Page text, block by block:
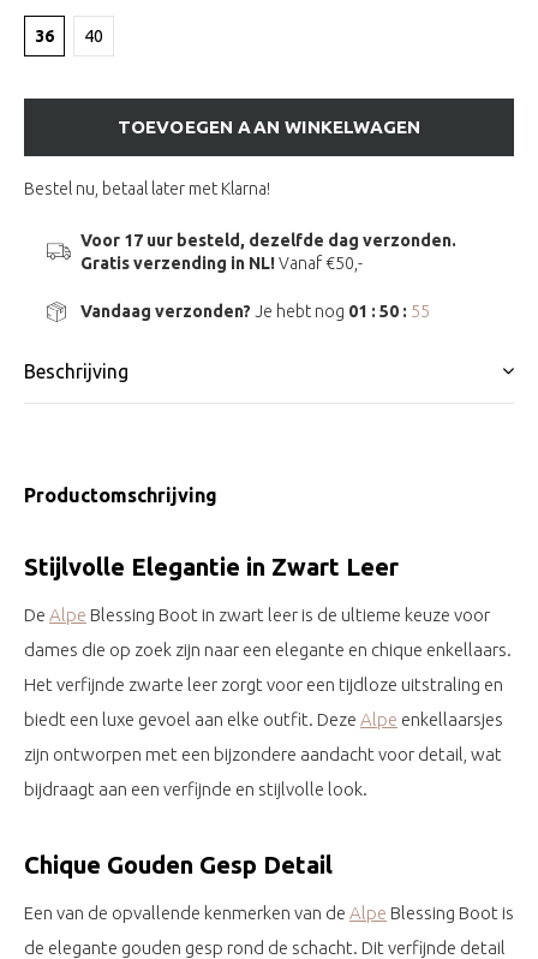
36 40
TOEVOEGEN AAN WINKELWAGEN
Bestel nu, betaal later met Klarna!
Voor 17 uur besteld, dezelfde dag verzonden.
Gratis verzending in NL!Vanaf €50,-
Vandaag verzonden? Je hebt nog 01 : 50 : 54
Beschrijving
Productomschrijving
Stijlvolle Elegantie in Zwart Leer
De Alpe Blessing Boot in zwart leer is de ultieme keuze voor
dames die op zoek zijn naar een elegante en chique enkellaars.
Het verfijnde zwarte leer zorgt voor een tijdloze uitstraling en
biedt een luxe gevoel aan elke outfit. Deze Alpe enkellaarsjes
zijn ontworpen met een bijzondere aandacht voor detail, wat
bijdraagt aan een verfijnde en stijlvolle look.
Chique Gouden Gesp Detail
Een van de opvallende kenmerken van de Alpe Blessing Boot is
de elegante gouden gesp rond de schacht. Dit verfijnde detail